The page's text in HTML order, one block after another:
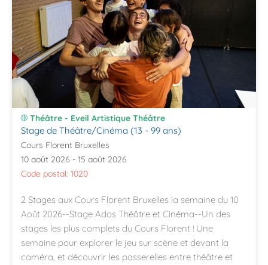
Théâtre - Eveil Artistique Théâtre
Stage de Théâtre/Cinéma (13 - 99 ans)
Cours Florent Bruxelles
10 août 2026 - 15 août 2026
Code postal: 1020
2 Stages aux Cours Florent Bruxelles la semaine du 10
Août 2026--Stage Ados Théâtre et Cinéma--Un des
stages les plus complets du Cours Florent ! Une
semaine pour explorer le jeu sur scène et devant la
caméra, et découvrir les passerelles entre théâtre et